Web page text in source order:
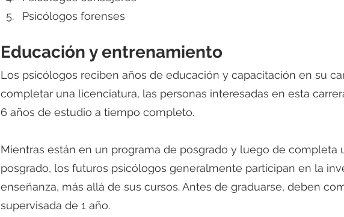
Psicólogos forenses
Educación y entrenamiento
Los psicólogos reciben años de educación y capacitación en su
completar una licenciatura, las personas interesadas en esta
6 años de estudio a tiempo completo.
Mientras están en un programa de posgrado y luego de completa
posgrado, los futuros psicólogos generalmente participan en la
enseñanza, más allá de sus cursos. Antes de graduarse, deben
supervisada de 1 año.